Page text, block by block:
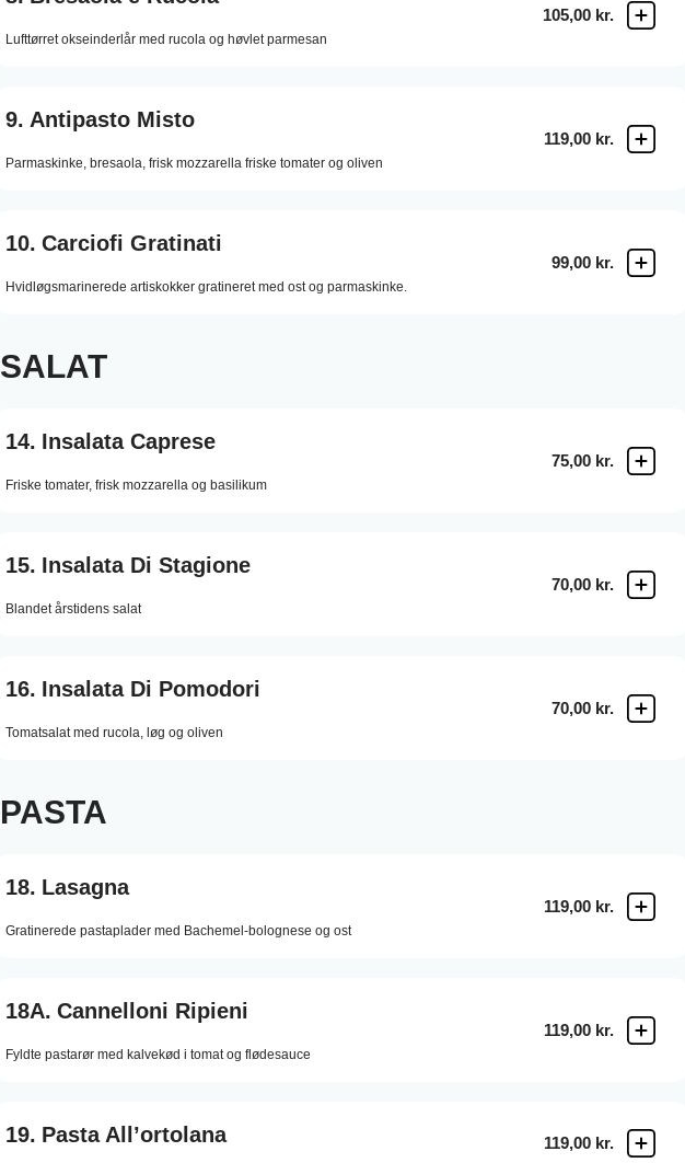
Lufttørret okseinderlår med rucola og høvlet parmesan
105,00 kr.
9. Antipasto Misto
Parmaskinke, bresaola, frisk mozzarella friske tomater og oliven
119,00 kr.
10. Carciofi Gratinati
Hvidløgsmarinerede artiskokker gratineret med ost og parmaskinke.
99,00 kr.
SALAT
14. Insalata Caprese
Friske tomater, frisk mozzarella og basilikum
75,00 kr.
15. Insalata Di Stagione
Blandet årstidens salat
70,00 kr.
16. Insalata Di Pomodori
Tomatsalat med rucola, løg og oliven
70,00 kr.
PASTA
18. Lasagna
Gratinerede pastaplader med Bachemel-bolognese og ost
119,00 kr.
18A. Cannelloni Ripieni
Fyldte pastarør med kalvekød i tomat og flødesauce
119,00 kr.
19. Pasta All’ortolana 119,00 kr.